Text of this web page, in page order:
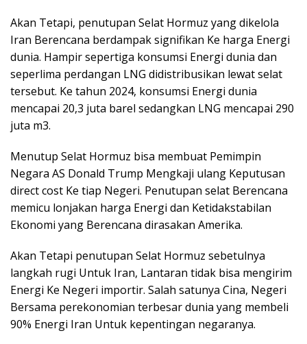
Akan Tetapi, penutupan Selat Hormuz yang dikelola
Iran Berencana berdampak signifikan Ke harga Energi
dunia. Hampir sepertiga konsumsi Energi dunia dan
seperlima perdangan LNG didistribusikan lewat selat
tersebut. Ke tahun 2024, konsumsi Energi dunia
mencapai 20,3 juta barel sedangkan LNG mencapai 290
juta m3.
Menutup Selat Hormuz bisa membuat Pemimpin
Negara AS Donald Trump Mengkaji ulang Keputusan
direct cost Ke tiap Negeri. Penutupan selat Berencana
memicu lonjakan harga Energi dan Ketidakstabilan
Ekonomi yang Berencana dirasakan Amerika.
Akan Tetapi penutupan Selat Hormuz sebetulnya
langkah rugi Untuk Iran, Lantaran tidak bisa mengirim
Energi Ke Negeri importir. Salah satunya Cina, Negeri
Bersama perekonomian terbesar dunia yang membeli
90% Energi Iran Untuk kepentingan negaranya.